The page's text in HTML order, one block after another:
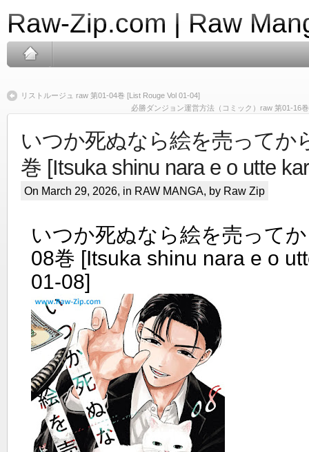
Raw-Zip.com | Raw
リストルージュ raw 第01-04巻 [List Rouge Vol 01-04]
必勝ダンジョン運営方法（コミック）raw 第01-16
いつか死ぬなら絵を売ってか
巻 [Itsuka shinu nara e o utte
On March 29, 2026, in RAW MANGA, by Raw Zip
いつか死ぬなら絵を売って
08巻 [Itsuka shinu nara e o
01-08]